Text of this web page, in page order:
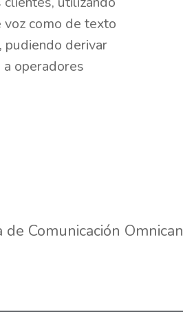
como de texto
pudiendo derivar
operadores
Comunicación